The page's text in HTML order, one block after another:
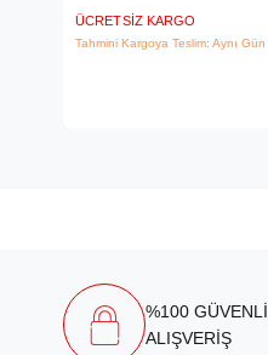
ÜCRETSIZ KARGO
Tahmini Kargoya Teslim: Aynı Gün
%100 GÜVENLİ
ALIŞVERİŞ